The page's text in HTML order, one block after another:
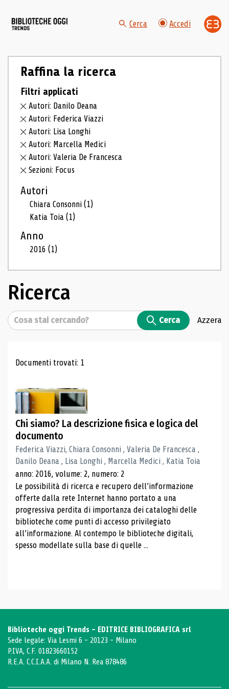
Cerca Accedi
Raffina la ricerca
Filtri applicati
Autori: Danilo Deana
Autori: Federica Viazzi
Autori: Lisa Longhi
Autori: Marcella Medici
Autori: Valeria De Francesca
Sezioni: Focus
Autori
Chiara Consonni(1)
Katia Toia(1)
Anno
2016(1)
Ricerca
Cerca Cerca Azzera
Risultati di ricerca
Documenti trovati: 1
Chi siamo? La descrizione fisica e logica del
documento
Federica Viazzi, Chiara Consonni , Valeria De Francesca ,
Danilo Deana , Lisa Longhi , Marcella Medici , Katia Toia
anno: 2016, volume: 2, numero: 2
Le possibilità di ricerca e recupero dell’informazione
offerte dalla rete Internet hanno portato a una
progressiva perdita di importanza dei cataloghi delle
biblioteche come punti di accesso privilegiato
all’informazione. Al contempo le biblioteche digitali,
spesso modellate sulla base di quelle ...
Biblioteche oggi Trends - EDITRICE BIBLIOGRAFICA srl
Sede legale: Via Lesmi 6 - 20123 - Milano
P.IVA, C.F. 01823660152
R.E.A. C.C.I.A.A. di Milano N. Rea 878486